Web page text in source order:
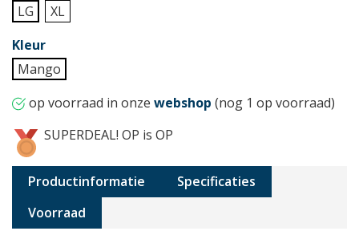
LG
XL
Kleur
Mango
op voorraad in onze webshop (nog 1 op voorraad)
SUPERDEAL! OP is OP
Productinformatie
Specificaties
Voorraad